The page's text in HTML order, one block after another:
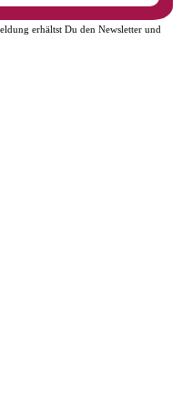
erhältst Du den Newsletter und